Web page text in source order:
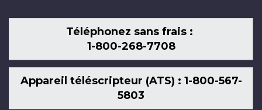
Téléphonez sans frais :
1-800-268-7708
Appareil téléscripteur (ATS) : 1-800-567-
5803